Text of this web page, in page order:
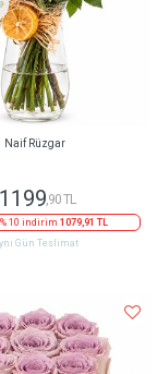
Naif Rüzgar
1199,90 TL
10 indirim 1079,91 TL
Gün Teslimat